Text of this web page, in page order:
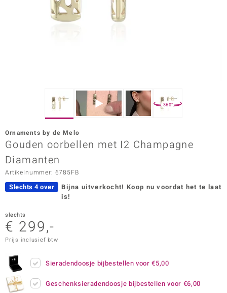
Vogue
360°
Ornaments by de Melo
Gouden oorbellen met I2 Champagne
Diamanten
Artikelnummer: 6785FB
Slechts 4 over Bijna uitverkocht! Koop nu voordat het te laat
is!
slechts
€ 299,-
Prijs inclusief btw
Sieradendoosje bijbestellen voor€5,00
Geschenksieradendoosje bijbestellen voor €6,00